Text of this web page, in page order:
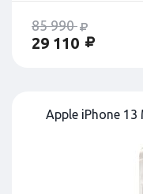
85 990
29 110
Apple iPhone